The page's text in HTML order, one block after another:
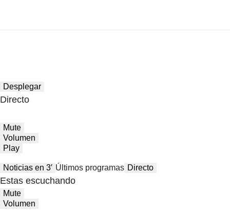
Desplegar
Directo
Mute
Volumen
Play
Noticias en 3′ Últimos programas Directo
Estas escuchando
Mute
Volumen